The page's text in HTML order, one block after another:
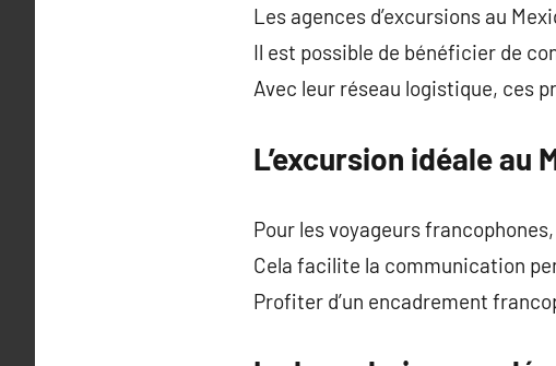
Les agences d’excursions au
Il est possible de bénéficier de
Avec leur réseau logistique, ces
L’excursion idéale au
Pour les voyageurs
Cela facilite la communication
Profiter d’un encadrement